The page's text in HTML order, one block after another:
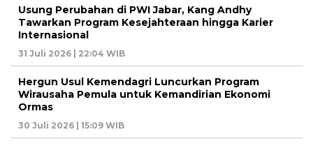
Usung Perubahan di PWI Jabar, Kang Andhy
Tawarkan Program Kesejahteraan hingga Karier
Internasional
31 Juli 2026 | 22:04 WIB
Hergun Usul Kemendagri Luncurkan Program
Wirausaha Pemula untuk Kemandirian Ekonomi
Ormas
30 Juli 2026 | 15:09 WIB